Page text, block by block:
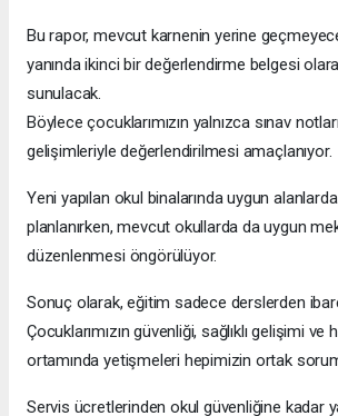
Bu rapor, mevcut karnenin yerine
yanında ikinci bir değerlendirme belgesi
sunulacak.
Böylece çocuklarımızın yalnızca sınav
gelişimleriyle değerlendirilmesi amaçlanıyor.
Yeni yapılan okul binalarında uygun
planlanırken, mevcut okullarda da uygun
düzenlenmesi öngörülüyor.
Sonuç olarak, eğitim sadece derslerden
Çocuklarımızın güvenliği, sağlıklı gelişimi
ortamında yetişmeleri hepimizin ortak
Servis ücretlerinden okul güvenliğine kadar